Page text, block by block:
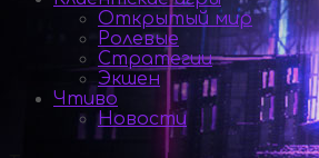
Открытый мир
Ролевые
Стратегии
Экшен
Чтиво
Новости